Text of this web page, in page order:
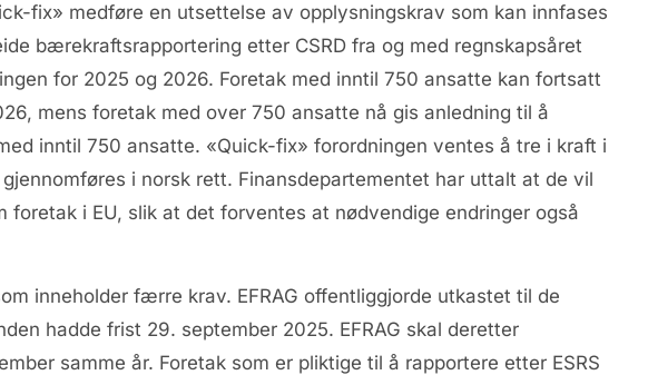
fix» medføre en utsettelse av opplysningskrav som kan innfases
bærekraftsrapportering etter CSRD fra og med regnskapsåret
for 2025 og 2026. Foretak med inntil 750 ansatte kan fortsatt
mens foretak med over 750 ansatte nå gis anledning til å
inntil 750 ansatte. «Quick-fix» forordningen ventes å tre i kraft i
i norsk rett. Finansdepartementet har uttalt at de vil
i EU, slik at det forventes at nødvendige endringer også
inneholder færre krav. EFRAG offentliggjorde utkastet til de
hadde frist 29. september 2025. EFRAG skal deretter
samme år. Foretak som er pliktige til å rapportere etter ESRS